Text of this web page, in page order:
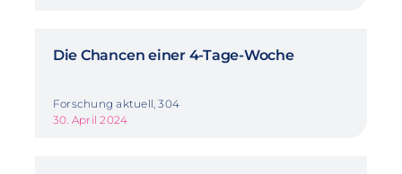
Die Chancen einer 4-Tage-Woche
Forschung aktuell, 304
30. April 2024